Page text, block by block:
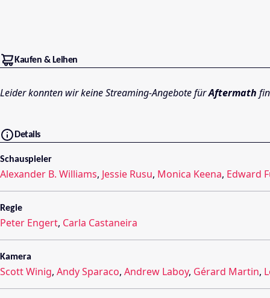
Kaufen & Leihen
Leider konnten wir keine Streaming-Angebote fürAftermath
Details
Schauspieler
Alexander B. Williams, Jessie Rusu, Monica Keena, Edward
Regie
Peter Engert, Carla Castaneira
Kamera
Scott Winig, Andy Sparaco, Andrew Laboy, Gérard Martin,